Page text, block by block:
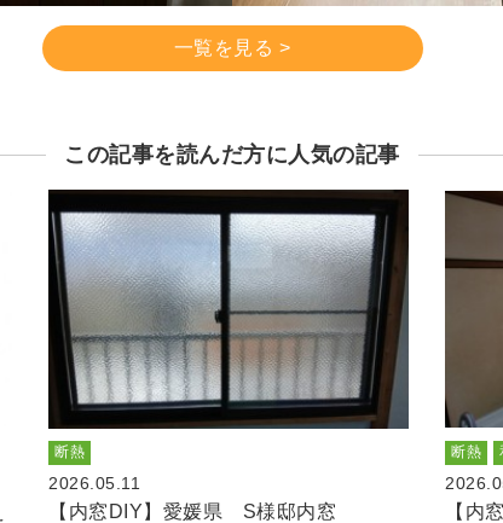
一覧を見る >
この記事を読んだ方に人気の記事
断熱
2026.05.11
【内窓DIY】愛媛県 S様邸内窓
断熱
【内